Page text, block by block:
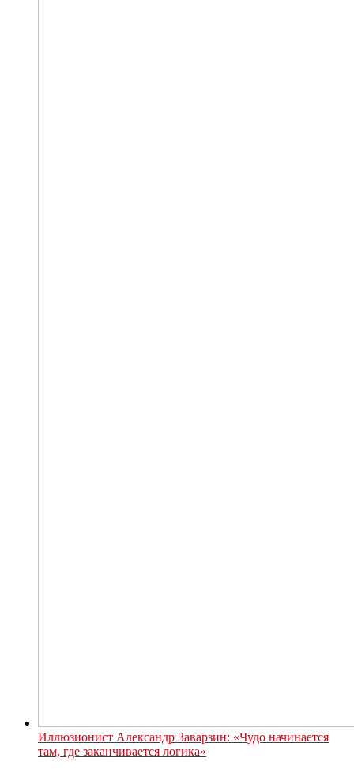
Иллюзионист Александр Заварзин: «Чудо начинается
там, где заканчивается логика»